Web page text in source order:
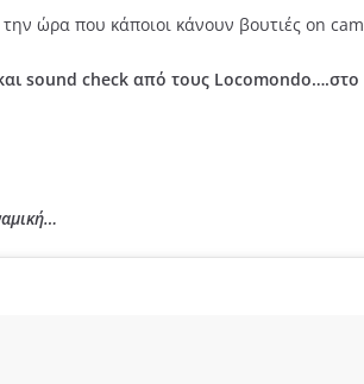
την ώρα που κάποιοι κάνουν βουτιές οn
sound check από τους